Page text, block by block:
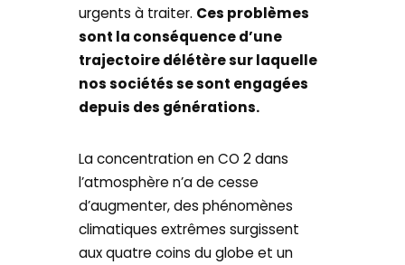
urgents à traiter. Ces problèmes
sont la conséquence d’une
trajectoire délétère sur laquelle
nos sociétés se sont engagées
depuis des générations.
La concentration en CO 2 dans
l’atmosphère n’a de cesse
d’augmenter, des phénomènes
climatiques extrêmes surgissent
aux quatre coins du globe et un